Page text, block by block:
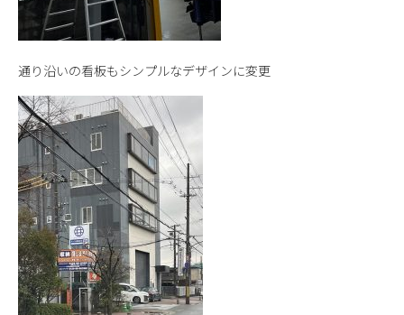
通り沿いの看板もシンプルなデザインに変更